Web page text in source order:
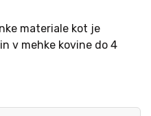
materiale kot je
v mehke kovine do 4
in pile